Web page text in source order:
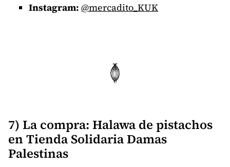
Instagram: @mercadito_KUK
7) La compra: Halawa de pistachos
en Tienda Solidaria Damas
Palestinas